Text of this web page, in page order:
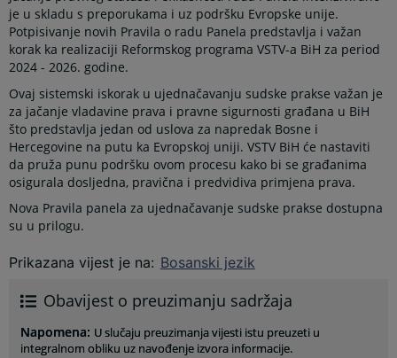
je u skladu s preporukama i uz podršku Evropske unije.
Potpisivanje novih Pravila o radu Panela predstavlja i važan
korak ka realizaciji Reformskog programa VSTV-a BiH za period
2024 - 2026. godine.
Ovaj sistemski iskorak u ujednačavanju sudske prakse važan je
za jačanje vladavine prava i pravne sigurnosti građana u BiH
što predstavlja jedan od uslova za napredak Bosne i
Hercegovine na putu ka Evropskoj uniji. VSTV BiH će nastaviti
da pruža punu podršku ovom procesu kako bi se građanima
osigurala dosljedna, pravična i predvidiva primjena prava.
Nova Pravila panela za ujednačavanje sudske prakse dostupna
su u prilogu.
Prikazana vijest je na: Bosanski jezik
Obavijest o preuzimanju sadržaja
Napomena: U slučaju preuzimanja vijesti istu preuzeti u
integralnom obliku uz navođenje izvora informacije.